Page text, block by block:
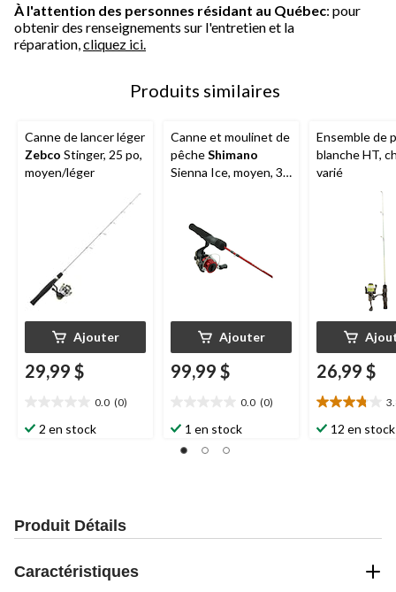
À l'attention des personnes résidant au Québec: pour
obtenir des renseignements sur l'entretien et la
réparation, cliquez ici.
Produits similaires
Canne de lancer léger
Zebco Stinger, 25 po,
moyen/léger
Ajouter
29,99 $
0.0 (0)
étoile(s)
2 en stock
Canne et moulinet de
pêcheShimano
Sienna Ice, moyen, 36
Ajouter
99,99 $
0.0 (0)
étoile(s)
sur
1 en stock
Ensemble de
blanche HT,
varié
26,99 $
3.8
étoile(s)
12 en stock
Produit Détails
Caractéristiques